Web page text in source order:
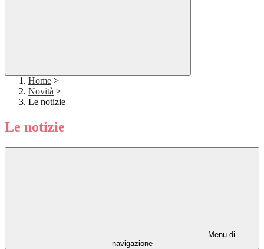
Home >
Novità >
Le notizie
Le notizie
Menu di
navigazione